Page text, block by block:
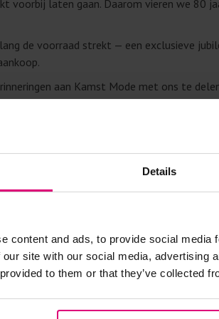
Details
content and ads, to provide social
site with our social media, advertising
to them or that they’ve collected
voorbij laten gaan. Daarom vieren we 80
de voorraad strekt — een exclusieve
aan Kamst Mode met ons te
verzameld worden.
Kamst. “Soms shopten oma, moeder
onze passie voor het vak en de
en klanten die al jarenlang onderdeel
Mode 🩷